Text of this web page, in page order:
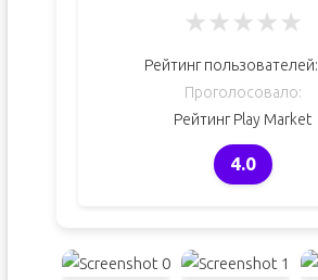
★★★★★
Рейтинг пользователей:
Проголосовало:
Рейтинг Play Market
4.0